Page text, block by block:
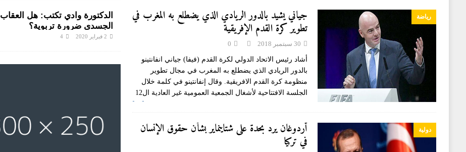
رياضة جياني يشيد بالدور الريادي الذي يضطلع به المغرب في
تطوير كرة القدم الإفريقية
30 سبتمبر 2018 0
أشاد رئيس الاتحاد الدولي لكرة القدم (فيفا) جياني انفانتينو
بالدور الريادي الذي يضطلع به المغرب في مجال تطوير
منظومة كرة القدم الافريقية. وقال إنفانتينو في كلمة خلال
الجلسة الافتتاحية لأشغال الجمعية العمومية غير العادية ال12
[…]
دولية أردوغان يرد بحدة على شتاينماير بشأن حقوق الإنسان
في تركيا
الدكتورة وادي تكتب: هل العقاب
الجسدي ضرورة تربوية؟
2 فبراير 2020 4